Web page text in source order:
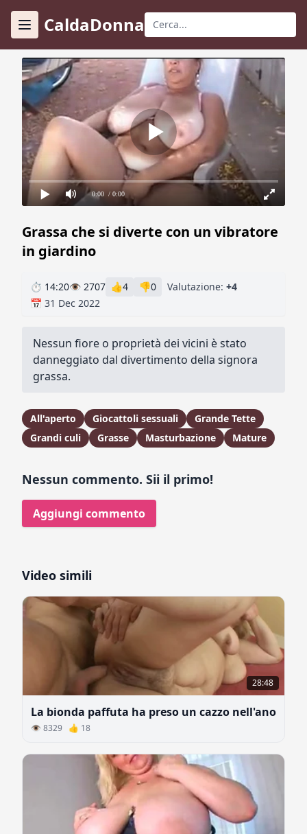
CaldaDonna
0:00 / 0:00
Grassa che si diverte con un vibratore
in giardino
⏱ 14:20👁 2707 👍4 👎0 Valutazione: +4
📅 31 Dec 2022
Nessun fiore o proprietà dei vicini è stato
danneggiato dal divertimento della signora
grassa.
All'aperto Giocattoli sessuali
Grande Tette
Grandi culi
Grasse Masturbazione Mature
Nessun commento. Sii il primo!
Aggiungi commento
Video simili
28:48
La bionda paffuta ha preso un cazzo nell'ano
👁 8329 👍 18